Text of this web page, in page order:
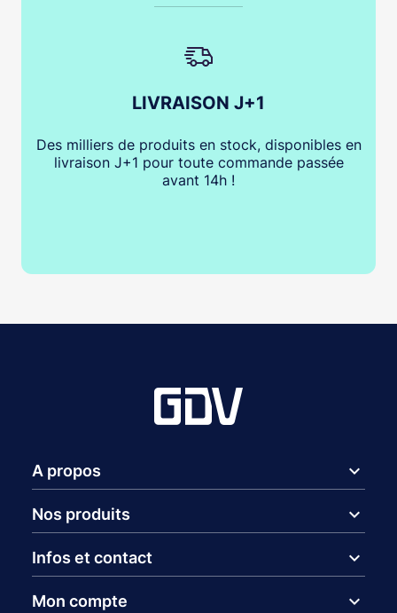
LIVRAISON J+1
Des milliers de produits en stock, disponibles en
livraison J+1 pour toute commande passée
avant 14h !
A propos expand_more
Nos produits expand_more
Infos et contact expand_more
Mon compte expand_more